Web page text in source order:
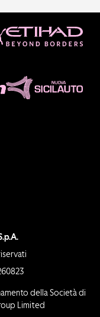
della Società di
Limited